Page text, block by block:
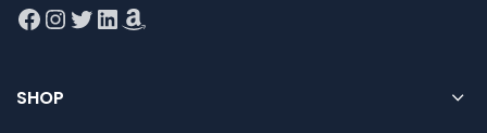
Facebook
Instagram
Twitter
LinkedIn
Amazon
SHOP